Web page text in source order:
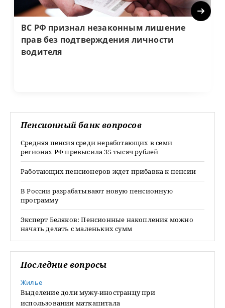
ВС РФ признал незаконным лишение
прав без подтверждения личности
водителя
Next
Пенсионный банк вопросов
Средняя пенсия среди неработающих в семи
регионах РФ превысила 35 тысяч рублей
Работающих пенсионеров ждет прибавка к пенсии
В России разрабатывают новую пенсионную
программу
Эксперт Беляков: Пенсионные накопления можно
начать делать с маленьких сумм
Последние вопросы
Жилье
Выделение доли мужу-иностранцу при
использовании маткапитала